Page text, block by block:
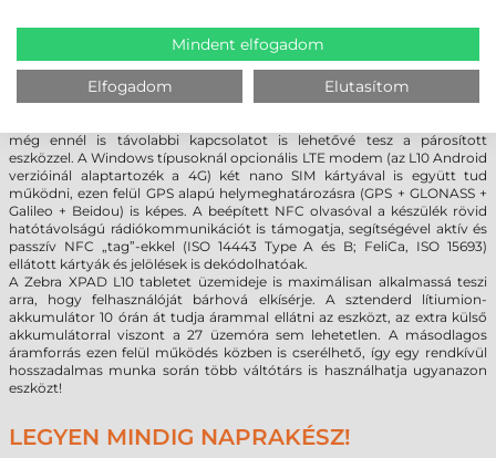
adatkapcsolatok terén is ki tud elégíteni minden igényt. A 802.11ac
szabványú Wi-Fi kártyával a nagy sávszélesség magától értetődő,
valamint a 2x2 MU-MIMO technológiával is támogatott, ami javíthatja a
hálózat kihasználtságát és jobb jelerősséget nyújt. A szintén az
alapfelszereltséghez tartozó Bluetooth chip (Android: Bluetooth v5.0 +
még ennél is távolabbi kapcsolatot is lehetővé tesz a párosított
eszközzel. A Windows típusoknál opcionális LTE modem (az L10 Android
verzióinál alaptartozék a 4G) két nano SIM kártyával is együtt tud
működni, ezen felül GPS alapú helymeghatározásra (GPS + GLONASS +
Galileo + Beidou) is képes. A beépített NFC olvasóval a készülék rövid
hatótávolságú rádiókommunikációt is támogatja, segítségével aktív és
passzív NFC „tag”-ekkel (ISO 14443 Type A és B; FeliCa, ISO 15693)
ellátott kártyák és jelölések is dekódolhatóak.
A Zebra XPAD L10 tabletet üzemideje is maximálisan alkalmassá teszi
arra, hogy felhasználóját bárhová elkísérje. A sztenderd lítiumion-
akkumulátor 10 órán át tudja árammal ellátni az eszközt, az extra külső
akkumulátorral viszont a 27 üzemóra sem lehetetlen. A másodlagos
áramforrás ezen felül működés közben is cserélhető, így egy rendkívül
hosszadalmas munka során több váltótárs is használhatja ugyanazon
eszközt!
LEGYEN MINDIG NAPRAKÉSZ!
Mindent elfogadom
Elfogadom Elutasítom